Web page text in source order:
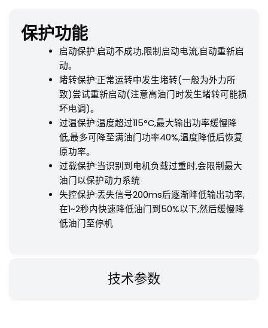
技术参数
保护功能
启动保护:启动不成功,限制启动电流,自动重新启
动。
堵转保护:正常运转中发生堵转(一般为外力所
致)尝试重新启动(注意高油门时发生堵转可能损
坏电调)。
过温保护:温度超过115°C,最大输出功率缓慢降
低,最多可降至满油门功率40%,温度降低后恢复
原功率。
过载保护:当识别到电机负载过重时,会限制最大
油门以保护动力系统
失控保护:丢失信号200ms后逐渐降低输出功率,
在1~2秒内快速降低油门到50%以下,然后缓慢降
低油门至停机